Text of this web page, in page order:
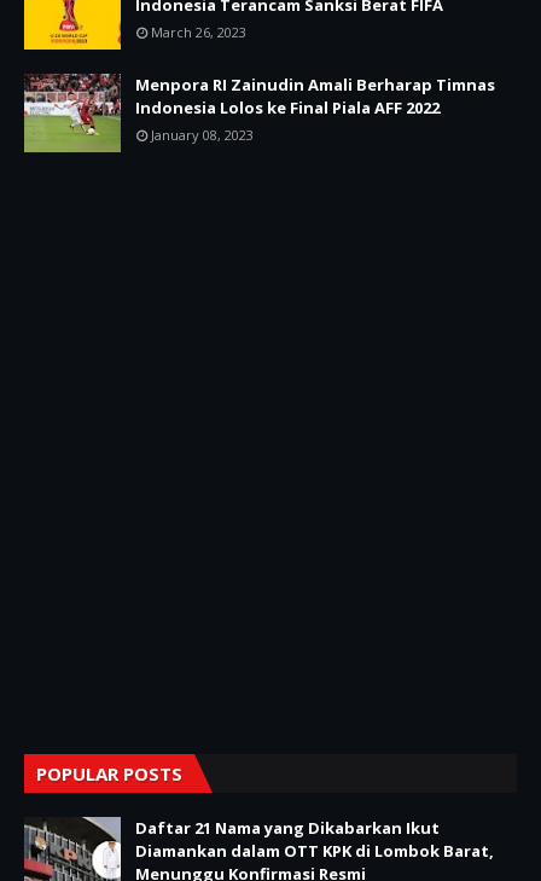
Indonesia Terancam Sanksi Berat FIFA
March 26, 2023
Menpora RI Zainudin Amali Berharap Timnas
Indonesia Lolos ke Final Piala AFF 2022
January 08, 2023
POPULAR POSTS
Daftar 21 Nama yang Dikabarkan Ikut
Diamankan dalam OTT KPK di Lombok Barat,
Menunggu Konfirmasi Resmi